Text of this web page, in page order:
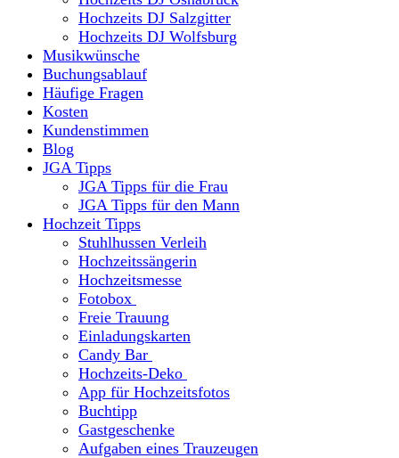
Hochzeits DJ Salzgitter
Hochzeits DJ Wolfsburg
Musikwünsche
Buchungsablauf
Häufige Fragen
Kosten
Kundenstimmen
Blog
JGA Tipps
JGA Tipps für die Frau
JGA Tipps für den Mann
Hochzeit Tipps
Stuhlhussen Verleih
Hochzeitssängerin
Hochzeitsmesse
Fotobox
Freie Trauung
Einladungskarten
Candy Bar
Hochzeits-Deko
App für Hochzeitsfotos
Buchtipp
Gastgeschenke
Aufgaben eines Trauzeugen